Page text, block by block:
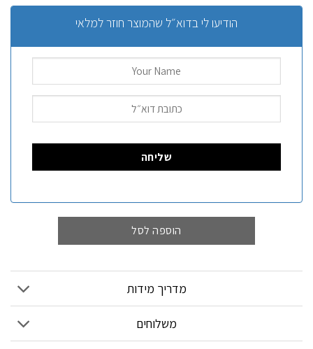
הודיעו לי בדוא״ל שהמוצר חוזר למלאי
הוספה לסל
מדריך מידות
משלוחים